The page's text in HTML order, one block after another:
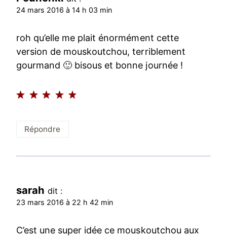
24 mars 2016 à 14 h 03 min
roh qu’elle me plait énormément cette
version de mouskoutchou, terriblement
gourmand 🙂 bisous et bonne journée !
Répondre
sarah dit :
23 mars 2016 à 22 h 42 min
C’est une super idée ce mouskoutchou aux